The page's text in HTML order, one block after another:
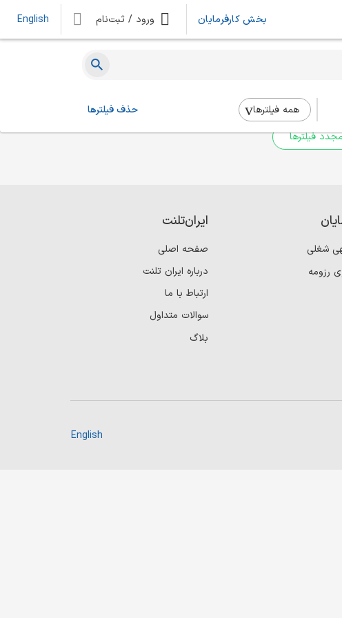
بخش کارفرمایان ورود / ثبت‌نام English
همه فیلتر‌ها حذف فیلترها بالا استفاده کنید.
فیلترها
شغلی
رزومه
ایران‌تلنت
صفحه اصلی
درباره ایران تلنت
ارتباط با ما
سوالات متداول
بلاگ
English